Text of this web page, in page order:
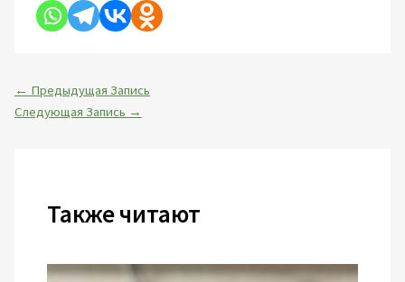
← Предыдущая Запись
Следующая Запись →
Также читают